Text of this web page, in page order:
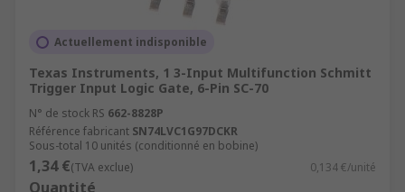
Actuellement indisponible
Texas Instruments, 1 3-Input Multifunction Schmitt
Trigger Input Logic Gate, 6-Pin SC-70
N° de stock RS 662-8828P
Référence fabricant SN74LVC1G97DCKR
Sous-total 10 unités (conditionné en bobine)
1,34 €(TVA exclue) 0,134 €/unité
Quantité